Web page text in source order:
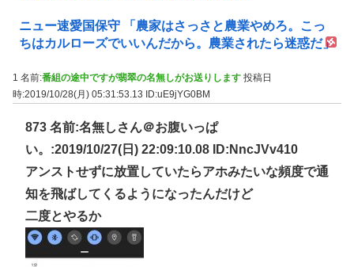
ニュー速愛国保守 「農家はさっさと農業やめろ。こっ
ちはカルローズでいいんだから。農業されたら迷惑だ」
1 名前:番組の途中ですが翡翠の名無しがお送りします 投稿日
時:2019/10/28(月) 05:31:53.13
ID:uE9jYG0BM
873 名前:名無しさん＠お腹いっぱ
い。:2019/10/27(日) 22:09:10.08 ID:NncJVv410
アンストせずに放置していたらアホみたいな頻度で通
知を飛ばしてくるようになったんだけど
二度とやるか